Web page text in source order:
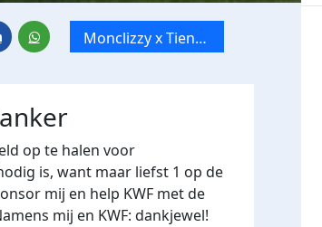
Monclizzy x Tien
mile van Utrecht
op te halen voor
is, want maar liefst 1 op de
mij en help KWF met de
mij en KWF: dankjewel!